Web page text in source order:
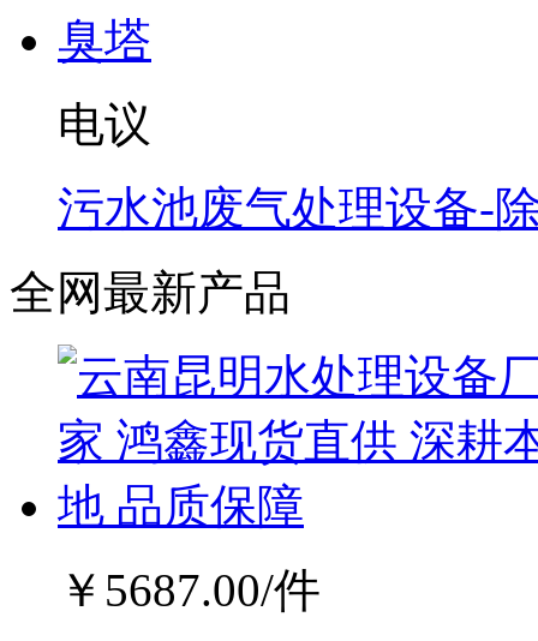
电议
污水池废气处理设备-
全网最新产品
￥ 5687.00/件